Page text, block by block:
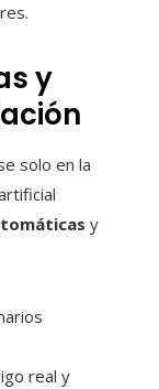
y
solo en la
y
real y